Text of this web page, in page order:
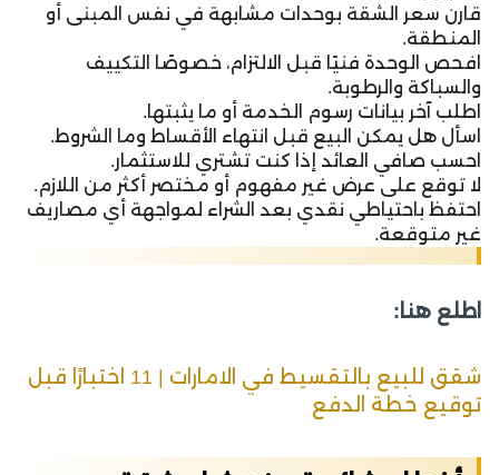
قارن سعر الشقة بوحدات مشابهة في نفس المبنى أو
المنطقة.
افحص الوحدة فنيًا قبل الالتزام، خصوصًا التكييف
والسباكة والرطوبة.
اطلب آخر بيانات رسوم الخدمة أو ما يثبتها.
اسأل هل يمكن البيع قبل انتهاء الأقساط وما الشروط.
احسب صافي العائد إذا كنت تشتري للاستثمار.
لا توقع على عرض غير مفهوم أو مختصر أكثر من اللازم.
احتفظ باحتياطي نقدي بعد الشراء لمواجهة أي مصاريف
غير متوقعة.
اطلع هنا:
شقق للبيع بالتقسيط في الامارات | 11 اختبارًا قبل
توقيع خطة الدفع